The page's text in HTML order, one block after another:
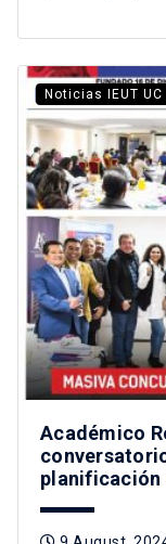
Noticias IEUT UC
Académico
planificación